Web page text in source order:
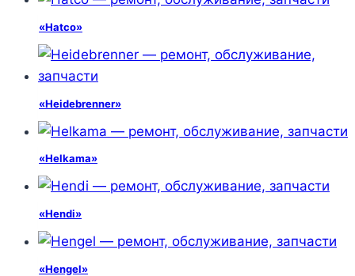
«Hatco»
«Heidebrenner»
«Helkama»
«Hendi»
«Hengel»